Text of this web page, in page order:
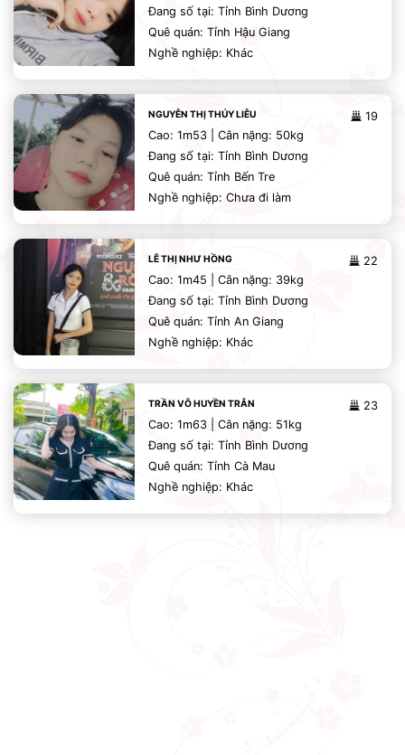
Đang số tại: Tỉnh Bình Dương
Quê quán: Tỉnh Hậu Giang
Nghề nghiệp: Khác
19
NGUYỄN THỊ THÚY LIỄU
Cao: 1m53 | Cân nặng: 50kg
Đang số tại: Tỉnh Bình Dương
Quê quán: Tỉnh Bến Tre
Nghề nghiệp: Chưa đi làm
22
LÊ THỊ NHƯ HỒNG
Cao: 1m45 | Cân nặng: 39kg
Đang số tại: Tỉnh Bình Dương
Quê quán: Tỉnh An Giang
Nghề nghiệp: Khác
23
TRẦN VÕ HUYỀN TRÂN
Cao: 1m63 | Cân nặng: 51kg
Đang số tại: Tỉnh Bình Dương
Quê quán: Tỉnh Cà Mau
Nghề nghiệp: Khác